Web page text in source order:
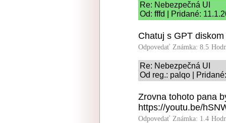
Re: Nebezpečná UI
Od: fffd | Pridané:
Chatuj s GPT diskom
Odpovedať Známka: 8.5
Re: Nebezpečná UI
Od reg.: palqo |
Zrovna tohoto pana
https://youtu.be/
Odpovedať Známka: 1.4